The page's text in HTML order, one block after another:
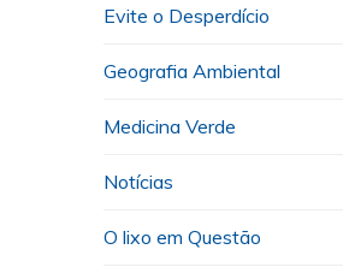
Evite o Desperdício
Geografia Ambiental
Medicina Verde
Notícias
O lixo em Questão